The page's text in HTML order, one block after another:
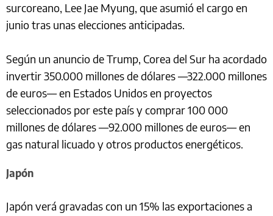
surcoreano, Lee Jae Myung, que asumió el cargo en
junio tras unas elecciones anticipadas.
Según un anuncio de Trump, Corea del Sur ha acordado
invertir 350.000 millones de dólares —322.000 millones
de euros— en Estados Unidos en proyectos
seleccionados por este país y comprar 100 000
millones de dólares —92.000 millones de euros— en
gas natural licuado y otros productos energéticos.
Japón
Japón verá gravadas con un 15% las exportaciones a